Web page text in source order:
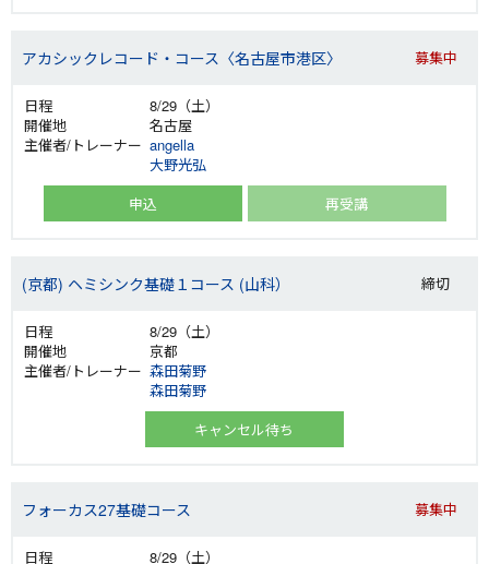
アカシックレコード・コース〈名古屋市港区〉 募集中
8/29（土）
名古屋
angella
大野光弘
申込
再受講
(京都) ヘミシンク基礎１コース (山科） 締切
8/29（土）
京都
森田菊野
森田菊野
キャンセル待ち
フォーカス27基礎コース 募集中
8/29（土）